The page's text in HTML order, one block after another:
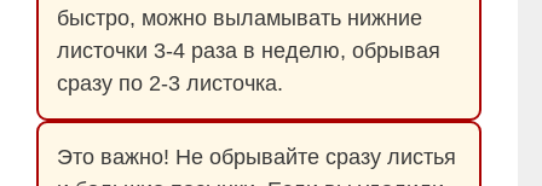
быстро, можно выламывать нижние
листочки 3-4 раза в неделю, обрывая
сразу по 2-3 листочка.
Это важно! Не обрывайте сразу листья